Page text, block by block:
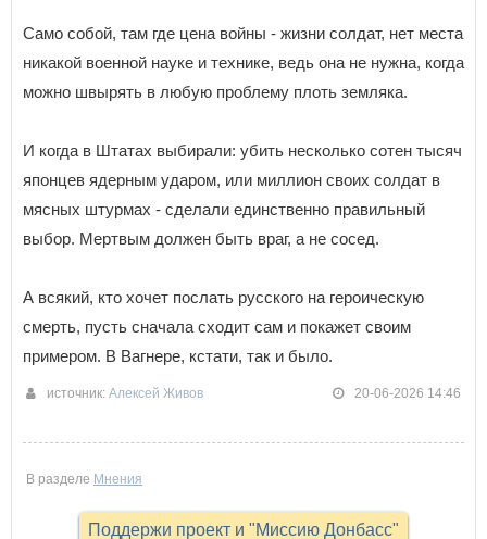
Само собой, там где цена войны - жизни солдат, нет места
никакой военной науке и технике, ведь она не нужна, когда
можно швырять в любую проблему плоть земляка.
И когда в Штатах выбирали: убить несколько сотен тысяч
японцев ядерным ударом, или миллион своих солдат в
мясных штурмах - сделали единственно правильный
выбор. Мертвым должен быть враг, а не сосед.
А всякий, кто хочет послать русского на героическую
смерть, пусть сначала сходит сам и покажет своим
примером. В Вагнере, кстати, так и было.
источник: Алексей Живов 20-06-2026 14:46
В разделе Мнения
Поддержи проект и "Миссию Донбасс"